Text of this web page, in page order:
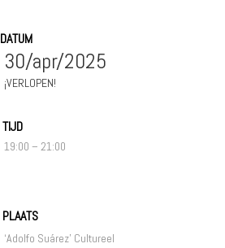
DATUM
30/apr/2025
VERLOPEN!
TIJD
19:00 – 21:00
PLAATS
‘Adolfo Suárez’ Cultureel